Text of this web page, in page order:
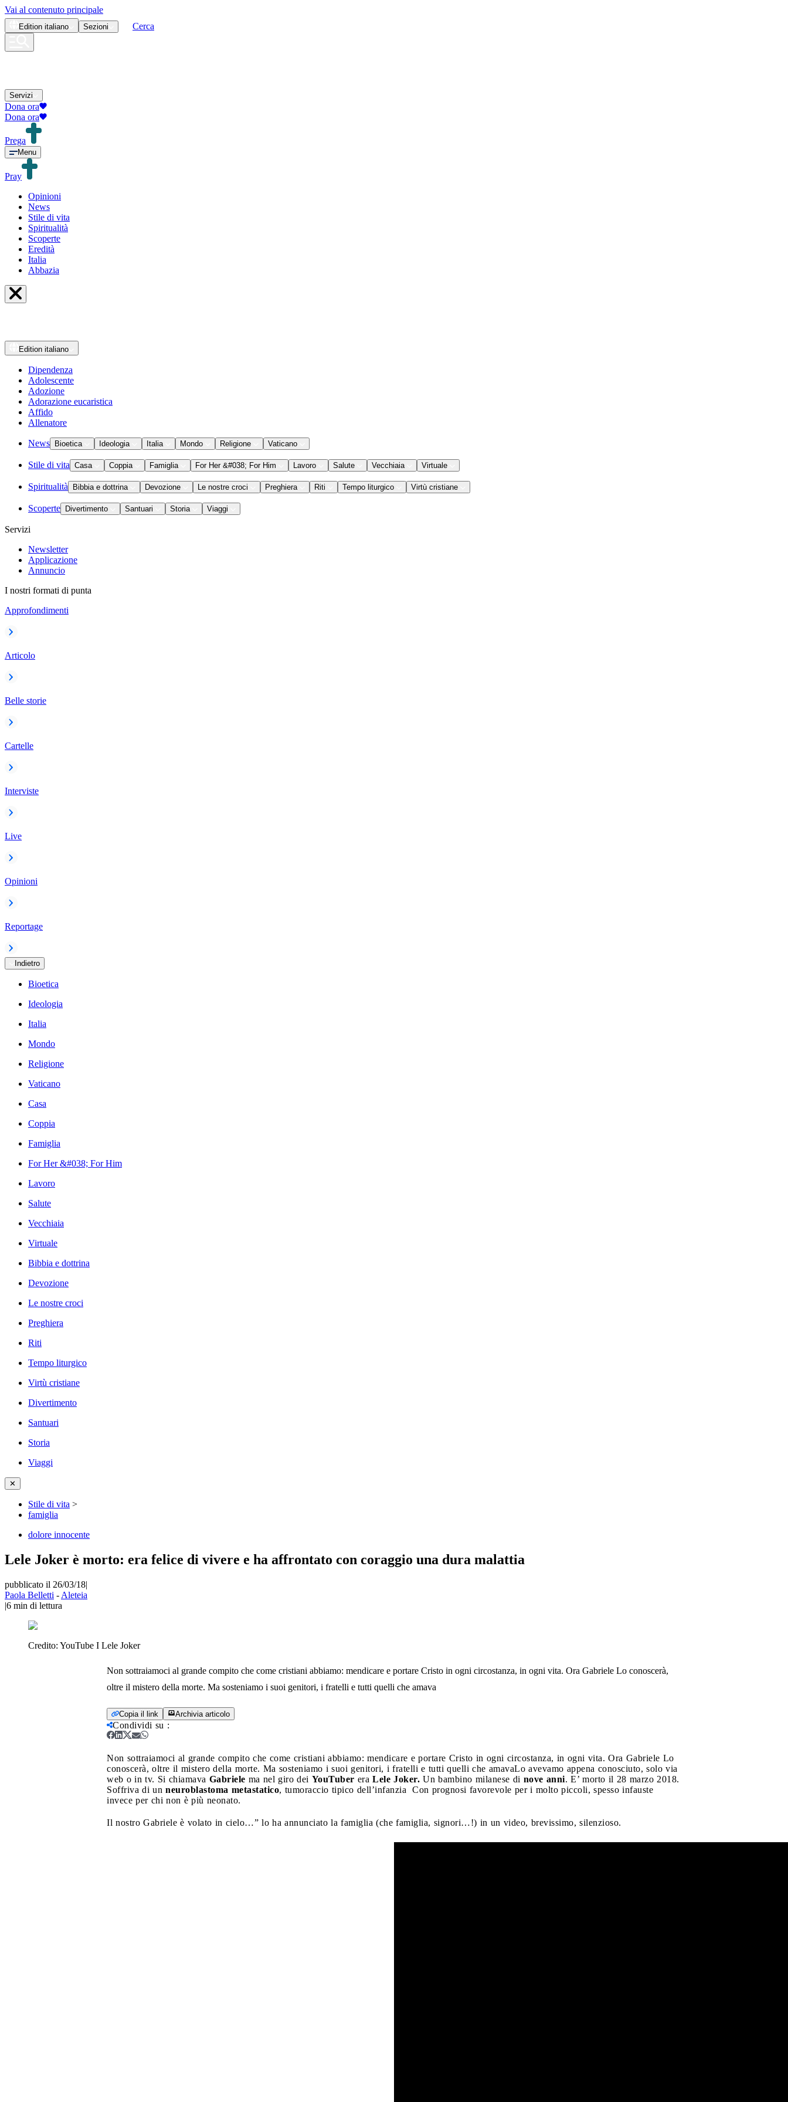
Vai al contenuto principale
Edition italiano Sezioni Cerca
Servizi
Dona ora
Dona ora
Prega
Menu
Pray
Opinioni
News
Stile di vita
Spiritualità
Scoperte
Eredità
Italia
Abbazia
Edition italiano
Dipendenza
Adolescente
Adozione
Adorazione eucaristica
Affido
Allenatore
News Bioetica Ideologia Italia Mondo Religione Vaticano
Stile di vita Casa Coppia Famiglia For Her &#038; For Him Lavoro Salute Vecchiaia Virtuale
Spiritualità Bibbia e dottrina Devozione Le nostre croci Preghiera Riti Tempo liturgico Virtù cristiane
Scoperte Divertimento Santuari Storia Viaggi
Servizi
Newsletter
Applicazione
Annuncio
I nostri formati di punta
Approfondimenti
Articolo
Belle storie
Cartelle
Interviste
Live
Opinioni
Reportage
Indietro
Bioetica
Ideologia
Italia
Mondo
Religione
Vaticano
Casa
Coppia
Famiglia
For Her &#038; For Him
Lavoro
Salute
Vecchiaia
Virtuale
Bibbia e dottrina
Devozione
Le nostre croci
Preghiera
Riti
Tempo liturgico
Virtù cristiane
Divertimento
Santuari
Storia
Viaggi
✕
Stile di vita >
famiglia
dolore innocente
Lele Joker è morto: era felice di vivere e ha affrontato con coraggio una dura malattia
pubblicato il 26/03/18|
Paola Belletti - Aleteia
|6 min di lettura
Credito: YouTube I Lele Joker
Non sottraiamoci al grande compito che come cristiani abbiamo: mendicare e portare Cristo in ogni circostanza, in ogni vita. Ora Gabriele Lo conoscerà,
oltre il mistero della morte. Ma sosteniamo i suoi genitori, i fratelli e tutti quelli che amava
Copia il link Archivia articolo
Condividi su :
Non sottraiamoci al grande compito che come cristiani abbiamo: mendicare e portare Cristo in ogni circostanza, in ogni vita. Ora Gabriele Lo
conoscerà, oltre il mistero della morte. Ma sosteniamo i suoi genitori, i fratelli e tutti quelli che amavaLo avevamo appena conosciuto, solo via
web o in tv. Si chiamava Gabriele ma nel giro dei YouTuber era Lele Joker. Un bambino milanese di nove anni. E’ morto il 28 marzo 2018.
Soffriva di un neuroblastoma metastatico, tumoraccio tipico dell’infanzia Con prognosi favorevole per i molto piccoli, spesso infauste
invece per chi non è più neonato.
Il nostro Gabriele è volato in cielo…” lo ha annunciato la famiglia (che famiglia, signori…!) in un video, brevissimo, silenzioso.